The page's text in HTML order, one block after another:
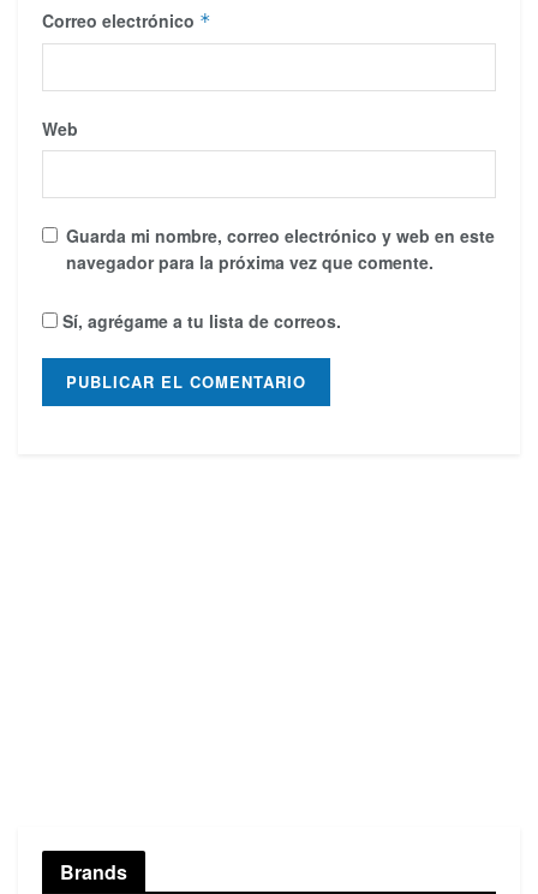
Correo electrónico *
Web
Guarda mi nombre, correo electrónico y web en este
navegador para la próxima vez que comente.
Sí, agrégame a tu lista de correos.
Brands